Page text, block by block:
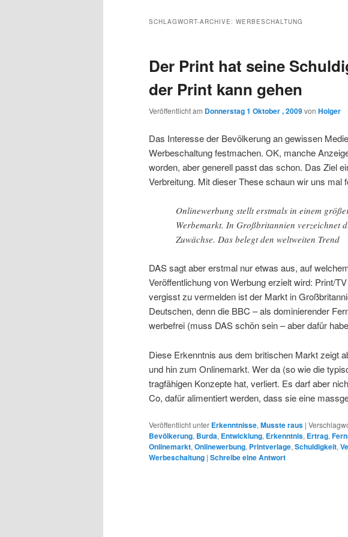
wechseln
SCHLAGWORT-ARCHIVE: WERBESCHALTUNG
Der Print hat seine
der Print kann gehen
Veröffentlicht am Donnerstag 1 Oktober , 2009von Holger
Das Interesse der Bevölkerung an gewissen
Werbeschaltung festmachen. OK, manche
worden, aber generell passt das schon. Das Ziel
Verbreitung. Mit dieser These schaun wir uns mal
Onlinewerbung stellt erstmals in einem
Werbemarkt. In Großbritannien verzeichnet
Zuwächse. Das belegt den weltweiten Trend
DAS sagt aber erstmal nur etwas aus, auf
Veröffentlichung von Werbung erzielt wird: Print/
vergisst zu vermelden ist der Markt in
Deutschen, denn die BBC – als dominierender
werbefrei (muss DAS schön sein – aber dafür
Diese Erkenntnis aus dem britischen Markt zeigt
und hin zum Onlinemarkt. Wer da (so wie die
tragfähigen Konzepte hat, verliert. Es darf aber
Co, dafür alimentiert werden, dass sie eine
Veröffentlicht unter Erkenntnisse, Musste raus |
Bevölkerung, Burda, Entwicklung, Erkenntnis, Ertrag,
Onlinemarkt, Onlinewerbung, Printverlage, Schuldigkeit,
Werbeschaltung | Schreibe eine Antwort